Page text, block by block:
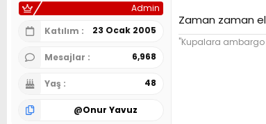
Admin
Katılım
23 Ocak 2005
Mesajlar 6,968
Yaş 48
@Onur Yavuz
Zaman zaman
"Kupalara ambargo